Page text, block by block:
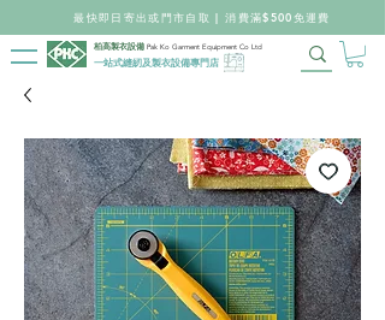
最快即日寄出或門市自取 | 消費滿$500免運費
柏高製衣設備 Pak Ko Garment Equipment Co Ltd
一站式縫紉及製衣設備專門店